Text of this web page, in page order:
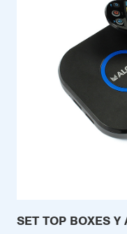
SET TOP BOXES Y